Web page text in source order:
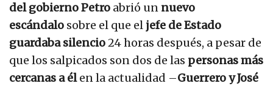
del gobierno Petro abrió un nuevo
escándalo sobre el que el jefe de Estado
guardaba silencio24 horas después, a pesar de
que los salpicados son dos de las personas más
cercanas a élen la actualidad –Guerrero y José